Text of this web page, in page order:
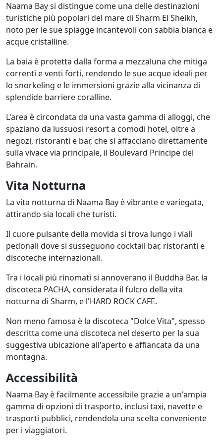
Naama Bay si distingue come una delle destinazioni
turistiche più popolari del mare di Sharm El Sheikh,
noto per le sue spiagge incantevoli con sabbia bianca e
acque cristalline.
La baia è protetta dalla forma a mezzaluna che mitiga
correnti e venti forti, rendendo le sue acque ideali per
lo snorkeling e le immersioni grazie alla vicinanza di
splendide barriere coralline.
L'area è circondata da una vasta gamma di alloggi, che
spaziano da lussuosi resort a comodi hotel, oltre a
negozi, ristoranti e bar, che si affacciano direttamente
sulla vivace via principale, il Boulevard Principe del
Bahrain.
Vita Notturna
La vita notturna di Naama Bay è vibrante e variegata,
attirando sia locali che turisti.
Il cuore pulsante della movida si trova lungo i viali
pedonali dove si susseguono cocktail bar, ristoranti e
discoteche internazionali.
Tra i locali più rinomati si annoverano il Buddha Bar, la
discoteca PACHA, considerata il fulcro della vita
notturna di Sharm, e l'HARD ROCK CAFE.
Non meno famosa è la discoteca "Dolce Vita", spesso
descritta come una discoteca nel deserto per la sua
suggestiva ubicazione all'aperto e affiancata da una
montagna.
Accessibilità
Naama Bay è facilmente accessibile grazie a un'ampia
gamma di opzioni di trasporto, inclusi taxi, navette e
trasporti pubblici, rendendola una scelta conveniente
per i viaggiatori.